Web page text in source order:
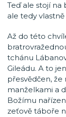
Teď ale stojí na
ale tedy
Až do této
tchánu
Gileádu. A to
přesvědčen,
manželkami a
Božímu
zeťově táboře